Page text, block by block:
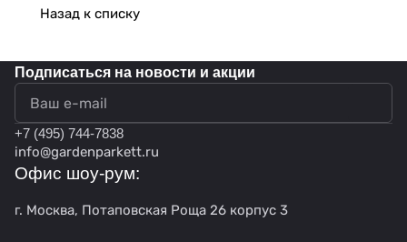
Назад к списку
Подписаться на новости и акции
+7 (495) 744-7838
info@gardenparkett.ru
Офис шоу-рум:
г. Москва, Потаповская Роща 26 корпус 3